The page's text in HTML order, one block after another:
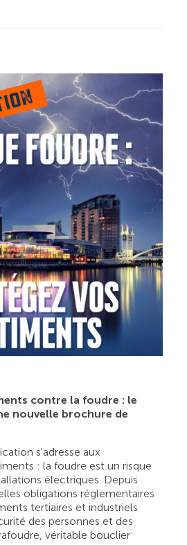
contre la foudre : le
nouvelle brochure de
s'adresse aux
: la foudre est un risque
électriques. Depuis
obligations réglementaires
tertiaires et industriels
des personnes et des
véritable bouclier